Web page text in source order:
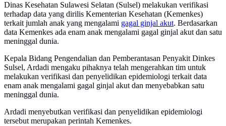
Dinas Kesehatan Sulawesi Selatan (Sulsel) melakukan verifikasi
terhadap data yang dirilis Kementerian Kesehatan (Kemenkes)
terkait jumlah anak yang mengalami gagal ginjal akut. Berdasarkan
data Kemenkes ada enam anak mengalami gagal ginjal akut dan satu
meninggal dunia.
Kepala Bidang Pengendalian dan Pemberantasan Penyakit Dinkes
Sulsel, Ardadi mengaku pihaknya telah mengerahkan tim untuk
melakukan verifikasi dan penyelidikan epidemiologi terkait data
enam anak mengalami gagal ginjal akut dan menyebabkan satu
meninggal dunia.
Ardadi menyebutkan verifikasi dan penyelidikan epidemiologi
tersebut merupakan perintah Kemenkes.